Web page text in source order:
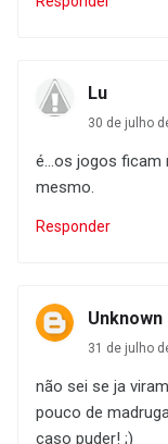
Lu
30 de julho
é...os jogos ficam
mesmo.
Responder
Unknown
31 de julho
não sei se ja
pouco de
caso puder! ;)